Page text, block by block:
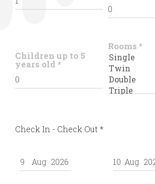
Children up to 5
years old *
Rooms *
Check In - Check Out *